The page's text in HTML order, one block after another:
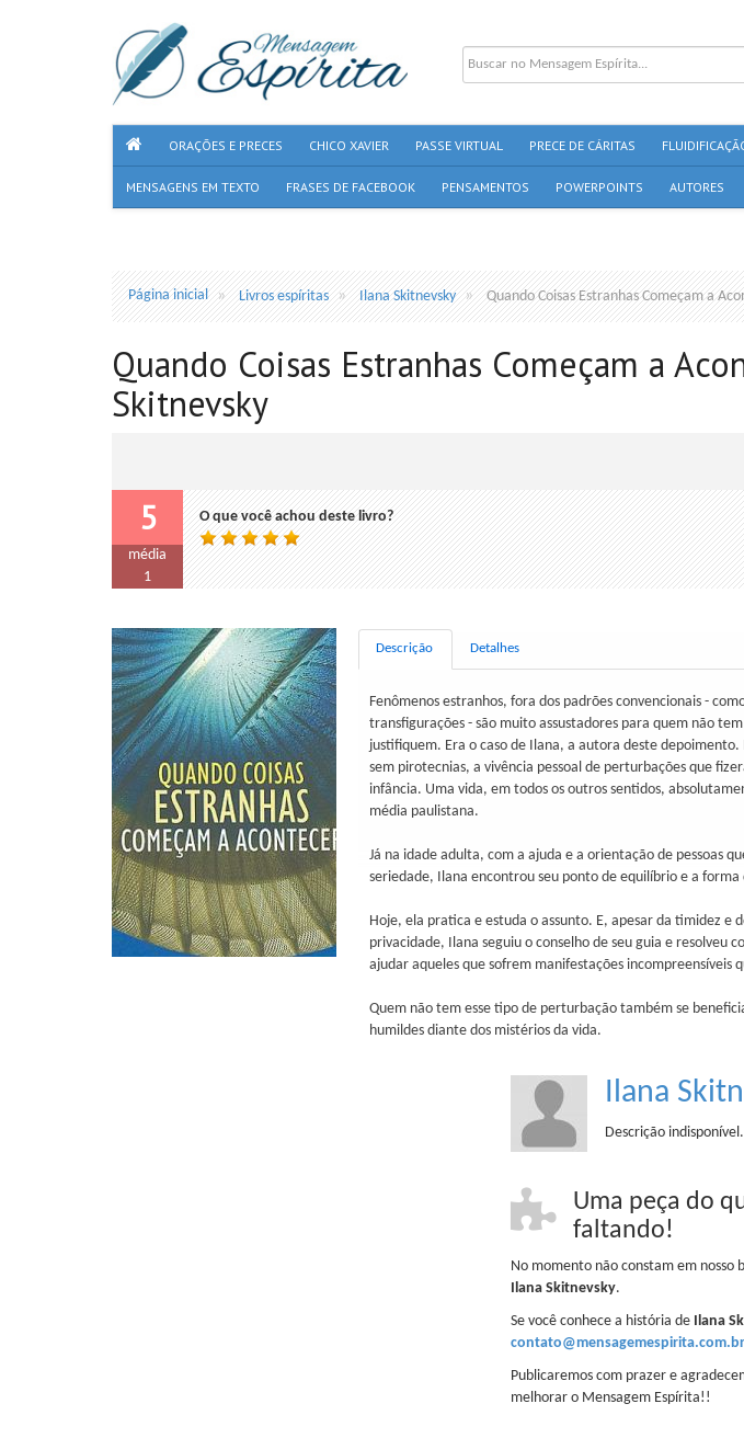
ORAÇÕES E PRECES CHICO XAVIER PASSE VIRTUAL PRECE DE CÁRITAS
MENSAGENS EM TEXTO FRASES DE FACEBOOK PENSAMENTOS POWERPOINTS AUTORES
Página inicial Livros espíritas Ilana Skitnevsky Quando Coisas Estranhas Começam a
Quando Coisas Estranhas Começam a
Skitnevsky
5
média
1
O que você achou deste livro?
Descrição Detalhes
Fenômenos estranhos, fora dos padrões convencionais -
transfigurações - são muito assustadores para quem não
justifiquem. Era o caso de Ilana, a autora deste
sem pirotecnias, a vivência pessoal de perturbações que
infância. Uma vida, em todos os outros sentidos,
média paulistana.
Já na idade adulta, com a ajuda e a orientação de pessoas
seriedade, Ilana encontrou seu ponto de equilíbrio e a
Hoje, ela pratica e estuda o assunto. E, apesar da timidez e
privacidade, Ilana seguiu o conselho de seu guia e resolveu
ajudar aqueles que sofrem manifestações incompreensíveis
Quem não tem esse tipo de perturbação também se
humildes diante dos mistérios da vida.
Ilana
Descrição indisponível.
Uma peça do
faltando!
No momento não constam em nosso
Ilana Skitnevsky.
Se você conhece a história de Ilana
contato@mensagemespirita.com.br
Publicaremos com prazer e
melhorar o Mensagem Espírita!!